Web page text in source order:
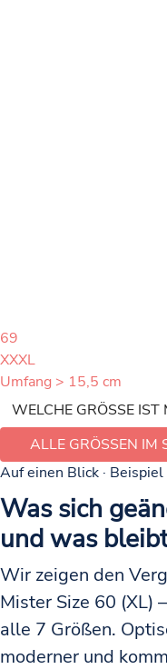
69
XXXL
Umfang > 15,5 cm
WELCHE GRÖSSE IST
ALLE GRÖSSEN IM
Auf einen Blick ·
Was sich
und was
Wir zeigen den
Mister Size 60
alle 7 Größen.
moderner und